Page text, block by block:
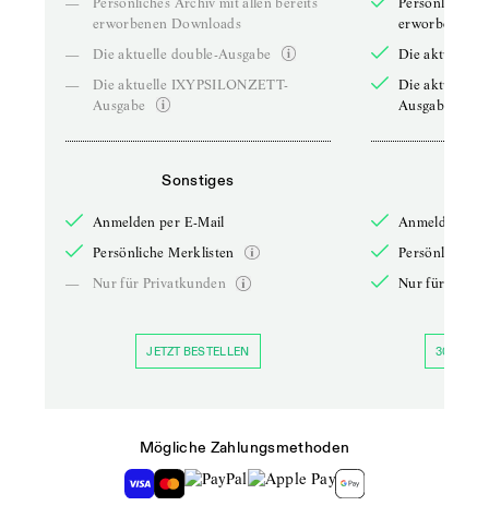
erworbenen Downloads
—
Die aktuelle double-Ausgabe
—
Die aktuelle IXYPSILONZETT-
Ausgabe
Sonstiges
Anmelden per E-Mail
Persönliche Merklisten
—
Nur für Privatkunden
JETZT BESTELLEN
erworbenen
Die aktuelle
Die aktuelle
Ausgabe
Anmelden
Persönliche
Nur für
30 TAGE
Mögliche Zahlungsmethoden